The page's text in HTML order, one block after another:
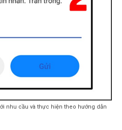
nhu cầu và thực hiện theo hướng dẫn